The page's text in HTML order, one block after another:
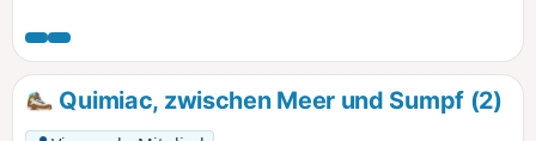
Route es ermöglicht, den Abschnitt unmittelbar oberhalb
der Morbihan-Brücke zu entdecken. Die mehr oder weniger
steilen, bewaldeten Hänge säumen den Spiegel, den das
dunkle Wasser der Vilaine bildet.
Quimiac, zwischen Meer und Sumpf (2)